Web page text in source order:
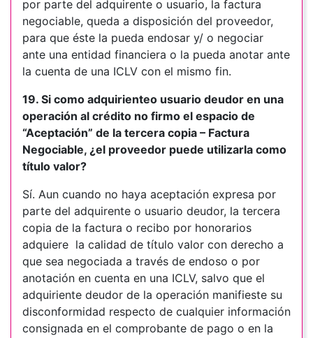
por parte del adquirente o usuario, la factura
negociable, queda a disposición del proveedor,
para que éste la pueda endosar y/ o negociar
ante una entidad financiera o la pueda anotar ante
la cuenta de una ICLV con el mismo fin.
19. Si como adquirienteo usuario deudor en una
operación al crédito no firmo el espacio de
“Aceptación” de la tercera copia – Factura
Negociable, ¿el proveedor puede utilizarla como
título valor?
Sí. Aun cuando no haya aceptación expresa por
parte del adquirente o usuario deudor, la tercera
copia de la factura o recibo por honorarios
adquiere la calidad de título valor con derecho a
que sea negociada a través de endoso o por
anotación en cuenta en una ICLV, salvo que el
adquiriente deudor de la operación manifieste su
disconformidad respecto de cualquier información
consignada en el comprobante de pago o en la